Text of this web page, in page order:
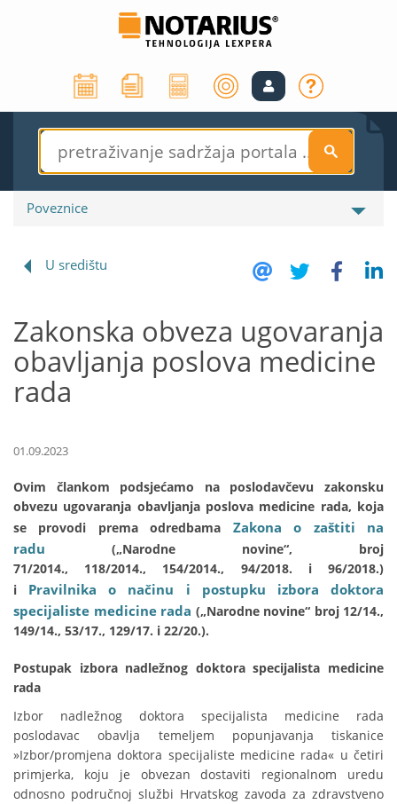
S
Poveznice
U središtu
Zakonska obveza ugovaranja
obavljanja poslova medicine
rada
01.09.2023
Ovim člankom podsjećamo na poslodavčevu zakonsku
obvezu ugovaranja obavljanja poslova medicine rada, koja
se provodi prema odredbama Zakona o zaštiti na
radu („Narodne novine“, broj
71/2014., 118/2014., 154/2014., 94/2018. i 96/2018.)
i Pravilnika o načinu i postupku izbora doktora
specijaliste medicine rada („Narodne novine“ broj 12/14.,
149/14., 53/17., 129/17. i 22/20.).
Postupak izbora nadležnog doktora specijalista medicine
rada
Izbor nadležnog doktora specijalista medicine rada
poslodavac obavlja temeljem popunjavanja tiskanice
»Izbor/promjena doktora specijaliste medicine rada« u četiri
primjerka, koju je obvezan dostaviti regionalnom uredu
odnosno područnoj službi Hrvatskog zavoda za zdravstveno